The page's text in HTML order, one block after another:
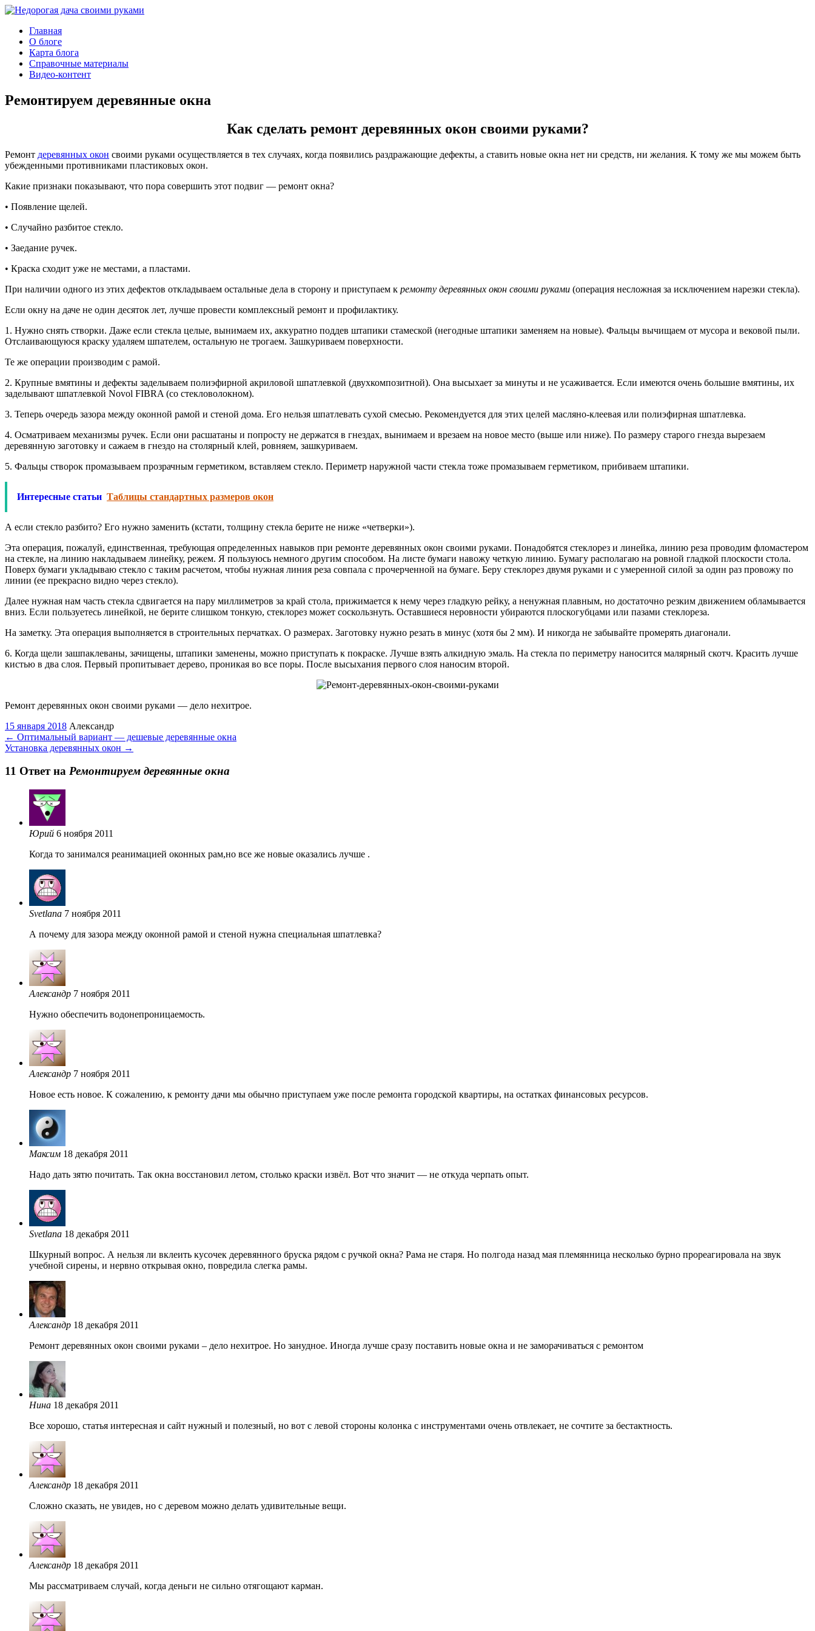
Главная
О блоге
Карта блога
Справочные материалы
Видео-контент
Ремонтируем деревянные окна
Как сделать ремонт деревянных окон своими руками?
Ремонт деревянных окон своими руками осуществляется в тех случаях, когда появились раздражающие дефекты, а ставить новые окна нет ни средств, ни желания. К тому же мы можем быть
убежденными противниками пластиковых окон.
Какие признаки показывают, что пора совершить этот подвиг — ремонт окна?
• Появление щелей.
• Случайно разбитое стекло.
• Заедание ручек.
• Краска сходит уже не местами, а пластами.
При наличии одного из этих дефектов откладываем остальные дела в сторону и приступаем к ремонту деревянных окон своими руками (операция несложная за исключением нарезки стекла).
Если окну на даче не один десяток лет, лучше провести комплексный ремонт и профилактику.
1. Нужно снять створки. Даже если стекла целые, вынимаем их, аккуратно поддев штапики стамеской (негодные штапики заменяем на новые). Фальцы вычищаем от мусора и вековой пыли.
Отслаивающуюся краску удаляем шпателем, остальную не трогаем. Зашкуриваем поверхности.
Те же операции производим с рамой.
2. Крупные вмятины и дефекты заделываем полиэфирной акриловой шпатлевкой (двухкомпозитной). Она высыхает за минуты и не усаживается. Если имеются очень большие вмятины, их
заделывают шпатлевкой Novol FIBRA (со стекловолокном).
3. Теперь очередь зазора между оконной рамой и стеной дома. Его нельзя шпатлевать сухой смесью. Рекомендуется для этих целей масляно-клеевая или полиэфирная шпатлевка.
4. Осматриваем механизмы ручек. Если они расшатаны и попросту не держатся в гнездах, вынимаем и врезаем на новое место (выше или ниже). По размеру старого гнезда вырезаем
деревянную заготовку и сажаем в гнездо на столярный клей, ровняем, зашкуриваем.
5. Фальцы створок промазываем прозрачным герметиком, вставляем стекло. Периметр наружной части стекла тоже промазываем герметиком, прибиваем штапики.
Интересные статьи Таблицы стандартных размеров окон
А если стекло разбито? Его нужно заменить (кстати, толщину стекла берите не ниже «четверки»).
Эта операция, пожалуй, единственная, требующая определенных навыков при ремонте деревянных окон своими руками. Понадобятся стеклорез и линейка, линию реза проводим фломастером
на стекле, на линию накладываем линейку, режем. Я пользуюсь немного другим способом. На листе бумаги навожу четкую линию. Бумагу располагаю на ровной гладкой плоскости стола.
Поверх бумаги укладываю стекло с таким расчетом, чтобы нужная линия реза совпала с прочерченной на бумаге. Беру стеклорез двумя руками и с умеренной силой за один раз провожу по
линии (ее прекрасно видно через стекло).
Далее нужная нам часть стекла сдвигается на пару миллиметров за край стола, прижимается к нему через гладкую рейку, а ненужная плавным, но достаточно резким движением обламывается
вниз. Если пользуетесь линейкой, не берите слишком тонкую, стеклорез может соскользнуть. Оставшиеся неровности убираются плоскогубцами или пазами стеклореза.
На заметку. Эта операция выполняется в строительных перчатках. О размерах. Заготовку нужно резать в минус (хотя бы 2 мм). И никогда не забывайте промерять диагонали.
6. Когда щели зашпаклеваны, зачищены, штапики заменены, можно приступать к покраске. Лучше взять алкидную эмаль. На стекла по периметру наносится малярный скотч. Красить лучше
кистью в два слоя. Первый пропитывает дерево, проникая во все поры. После высыхания первого слоя наносим второй.
Ремонт деревянных окон своими руками — дело нехитрое.
15 января 2018 Александр
← Оптимальный вариант — дешевые деревянные окна
Установка деревянных окон →
11 Oтвет на Ремонтируем деревянные окна
Юрий 6 ноября 2011
Когда то занимался реанимацией оконных рам,но все же новые оказались лучше .
Svetlana 7 ноября 2011
А почему для зазора между оконной рамой и стеной нужна специальная шпатлевка?
Александр 7 ноября 2011
Нужно обеспечить водонепроницаемость.
Александр 7 ноября 2011
Новое есть новое. К сожалению, к ремонту дачи мы обычно приступаем уже после ремонта городской квартиры, на остатках финансовых ресурсов.
Максим 18 декабря 2011
Надо дать зятю почитать. Так окна восстановил летом, столько краски извёл. Вот что значит — не откуда черпать опыт.
Svetlana 18 декабря 2011
Шкурный вопрос. А нельзя ли вклеить кусочек деревянного бруска рядом с ручкой окна? Рама не старя. Но полгода назад мая племянница несколько бурно прореагировала на звук
учебной сирены, и нервно открывая окно, повредила слегка рамы.
Александр 18 декабря 2011
Ремонт деревянных окон своими руками – дело нехитрое. Но занудное. Иногда лучше сразу поставить новые окна и не заморачиваться с ремонтом
Нина 18 декабря 2011
Все хорошо, статья интересная и сайт нужный и полезный, но вот с левой стороны колонка с инструментами очень отвлекает, не сочтите за бестактность.
Александр 18 декабря 2011
Сложно сказать, не увидев, но с деревом можно делать удивительные вещи.
Александр 18 декабря 2011
Мы рассматриваем случай, когда деньги не сильно отягощают карман.